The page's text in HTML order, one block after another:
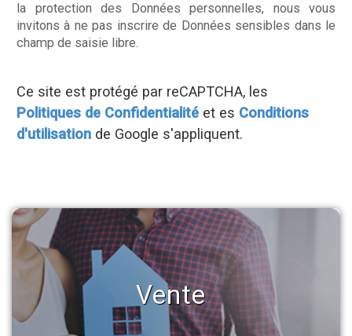
la protection des Données personnelles, nous vous
invitons à ne pas inscrire de Données sensibles dans le
champ de saisie libre.
Ce site est protégé par reCAPTCHA, les
Politiques de Confidentialité et es Conditions
d'utilisation de Google s'appliquent.
Vente